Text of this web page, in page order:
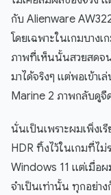
กับ Alienware
โดยเฉพาะในเกมบาง
ภาพที่เห็นนั้นสวยสดจ
มาได้จริงๆ แต่พอเข้า
Marine 2 ภาพกลับดูจื
นั่นเป็นเพราะผมเพิ่งเ
HDR ทิ้งไว้ในเกมที่ไ
Windows 11 แต่เมื่อ
จำเป็นเท่านั้น ทุกอย่า